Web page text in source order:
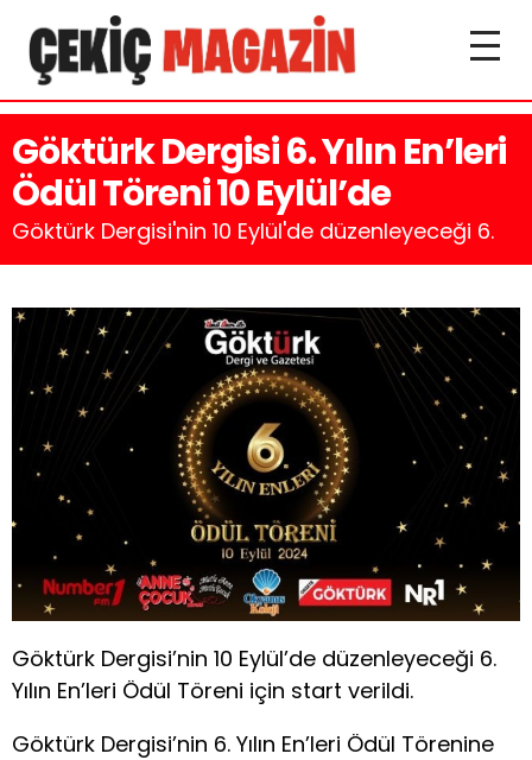
Göktürk Dergisi 6. Yılın En’leri
Ödül Töreni 10 Eylül’de
Göktürk Dergisi'nin 10 Eylül'de düzenleyeceği 6.
Göktürk Dergisi’nin 10 Eylül’de düzenleyeceği 6.
Yılın En’leri Ödül Töreni için start verildi.
Göktürk Dergisi’nin 6. Yılın En’leri Ödül Törenine